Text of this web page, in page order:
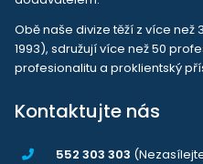
Obě naše divize těží z více než
1993), sdružují více než 50
profesionalitu a proklientský
Kontaktujte nás
552 303 303